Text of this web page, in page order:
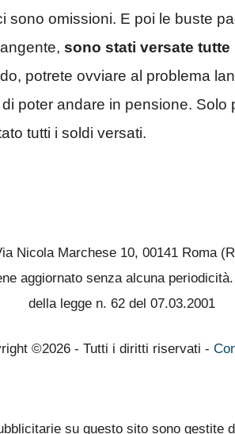
sono omissioni. E poi le buste
sono stati versate tutte
potrete ovviare al problema
poter andare in pensione. Solo
tutti i soldi versati.
Nicola Marchese 10, 00141 Roma
aggiornato senza alcuna
della legge n. 62 del 07.03.2001
©2026 - Tutti i diritti riservati -
su questo sito sono gestite